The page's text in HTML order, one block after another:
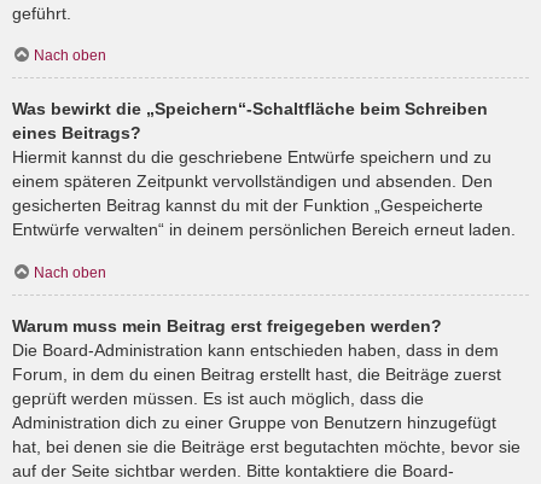
geführt.
Nach oben
Was bewirkt die „Speichern“-Schaltfläche beim Schreiben
eines Beitrags?
Hiermit kannst du die geschriebene Entwürfe speichern und zu
einem späteren Zeitpunkt vervollständigen und absenden. Den
gesicherten Beitrag kannst du mit der Funktion „Gespeicherte
Entwürfe verwalten“ in deinem persönlichen Bereich erneut laden.
Nach oben
Warum muss mein Beitrag erst freigegeben werden?
Die Board-Administration kann entschieden haben, dass in dem
Forum, in dem du einen Beitrag erstellt hast, die Beiträge zuerst
geprüft werden müssen. Es ist auch möglich, dass die
Administration dich zu einer Gruppe von Benutzern hinzugefügt
hat, bei denen sie die Beiträge erst begutachten möchte, bevor sie
auf der Seite sichtbar werden. Bitte kontaktiere die Board-